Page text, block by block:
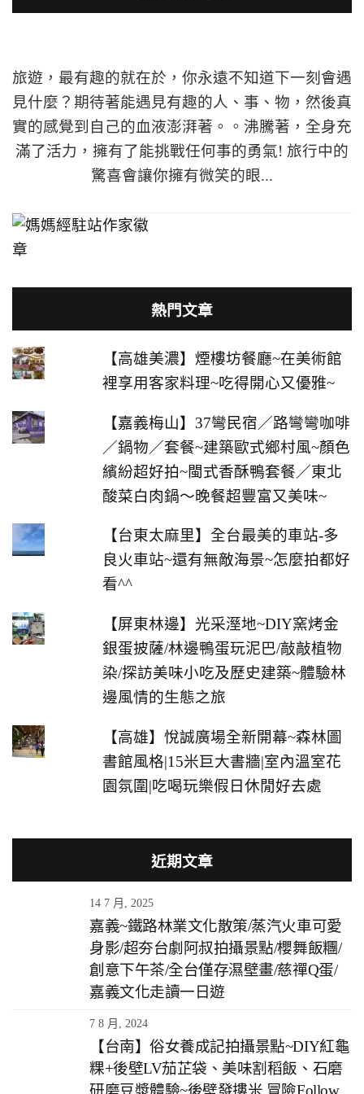
旅遊，最有趣的就在於，你永遠不知道下一刻會遇
見什麼？期待著能遇見有趣的人、事、物，然後真
實的感覺到自己的血液澎湃著。。沸騰著，全身充
滿了活力，擁有了能挑戰任何事的勇氣! 旅行中的
驚喜會讓你擁有微笑的眼...
熱門文章
【高雄美濃】煙樓坊餐廳~在美術館
裡享用客家料理~吃得開心又優雅~
【嘉義梅山】37彎民宿／路彎彎咖啡
／鍋物／套餐~建築歐式鄉村風~顏色
繽紛超好拍~閩式香酥鴨套餐／東北
酸菜白肉鍋～晚餐超豐富又美味~
【台東太麻里】全台最美的車站-多
良火車站~還有無敵海景~怎麼拍都好
看^^
【屏東林邊】光采溼地~DIY窯烤金
銀蛋披薩/林邊鴨蛋玩泥巴/敲敲植物
染/探訪美味小吃及歷史建築~體驗林
邊風情的生態之旅
【高雄】悅誠廣場全新開幕~森林圖
書館風格|15米巨大書牆|室內溫室花
園氛圍|吃喝玩樂假日休閒好去處
近期文章
14 7 月, 2025
嘉義~鐵路林業文化散策/蒸汽火車可愛
身影/超夯台劇阿叔拍攝景點/櫻舞飯糰/
創意下午茶/全台僅存濕壁畫/慈禪Q蛋/
嘉義文化走讀一日遊
7 8 月, 2024
【台南】俗女養成記拍攝景點~DIY紅龜
粿+後壁LV茄芷袋、美味割稻飯、石磨
研磨豆漿體驗~後壁發摟米 冒險Follow